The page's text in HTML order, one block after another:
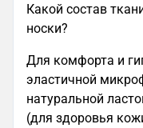
Какой состав
носки?
Для комфорта и
эластичной
натуральной
(для здоровья